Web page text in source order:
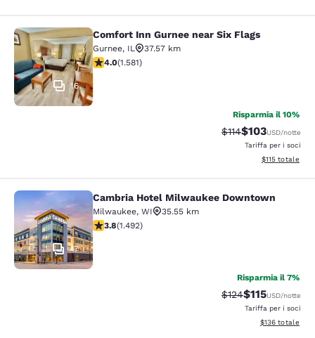
Comfort Inn Gurnee near Six Flags
16
Comfort Inn Gurnee near Six Flags
Gurnee, IL
37.57 km
Valutazione di 4.01 stelle. Molto buono. 1581
4.0(1.581)
Risparmia il 10%
Tariffa di
$114Tariffa
$103USD/notte
Tariffa per i soci
Visualizza i
$115 totale
Cambria Hotel Milwaukee
47
Cambria Hotel Milwaukee Downtown
Milwaukee, WI
35.55 km
Valutazione di 3.81 stelle. Buono. 1492 recensioni
3.8(1.492)
Risparmia il 7%
Tariffa di
$124Tariffa
$115USD/notte
Tariffa per i soci
Visualizza i
$136 totale